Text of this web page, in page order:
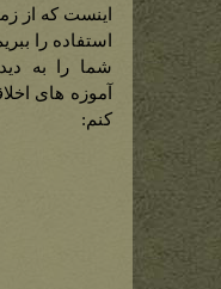
اینست که از
استفاده را
شما را به
آموزه های
کنم: